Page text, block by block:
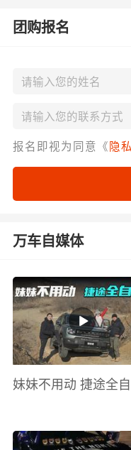
团购报名
报名即视为同意《隐
万车自媒体
妹妹不用动 捷途全